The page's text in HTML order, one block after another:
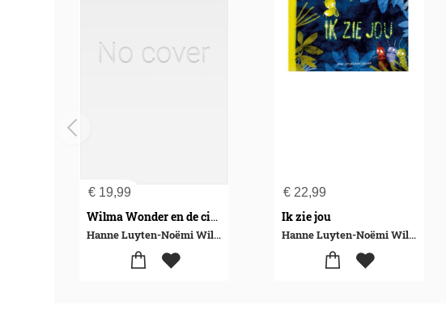
€ 19,99
Wilma Wonder en de circusbaby
Hanne Luyten-Noëmi Willemen
€22,99
Ik zie jou
Hanne Luyten-Noëmi Willemen